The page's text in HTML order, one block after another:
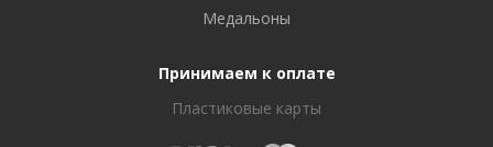
Медальоны
Принимаем к оплате
Пластиковые карты